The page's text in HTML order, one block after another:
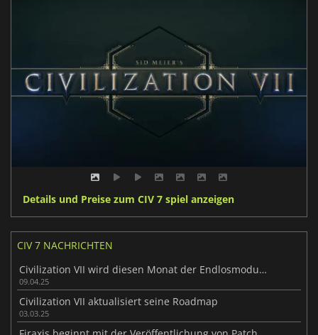
Details und Preise zum CIV 7 spiel anzeigen
CIV 7 NACHRICHTEN
Civilization VII wird diesen Monat der Endlosmodus einführen
09.04.25
Civilization VII aktualisiert seine Roadmap
03.03.25